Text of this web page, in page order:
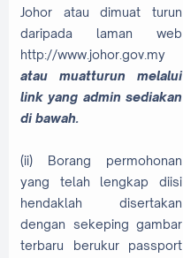
Johor atau dimuat turun
daripada laman web
http://www.johor.gov.my
atau muatturun melalui
link yang admin sediakan
di bawah.
(ii) Borang permohonan
yang telah lengkap diisi
hendaklah disertakan
dengan sekeping gambar
terbaru berukur passport